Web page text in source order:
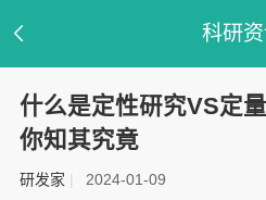
科研
什么是定性研究VS定
你知其究竟
研发家 | 2024-01-09